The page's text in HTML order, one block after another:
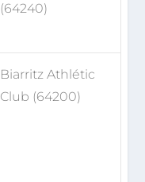
(64240)
Biarritz Athlétic
Club (64200)